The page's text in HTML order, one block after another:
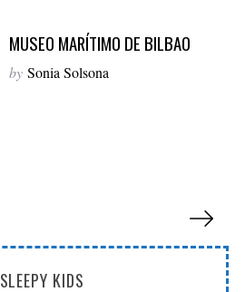
MUSEO MARÍTIMO DE BILBAO
by Sonia Solsona
SLEEPY KIDS